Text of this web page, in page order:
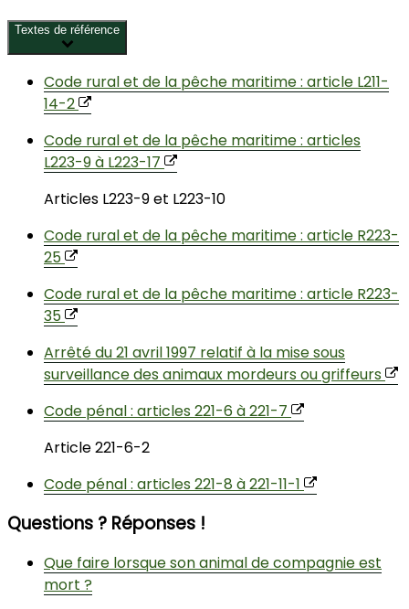
Textes de référence
Code rural et de la pêche maritime : article L211-
14-2
Code rural et de la pêche maritime : articles
L223-9 à L223-17
Articles L223-9 et L223-10
Code rural et de la pêche maritime : article R223-
25
Code rural et de la pêche maritime : article R223-
35
Arrêté du 21 avril 1997 relatif à la mise sous
surveillance des animaux mordeurs ou griffeurs
Code pénal : articles 221-6 à 221-7
Article 221-6-2
Code pénal : articles 221-8 à 221-11-1
Questions ? Réponses !
Que faire lorsque son animal de compagnie est
mort ?